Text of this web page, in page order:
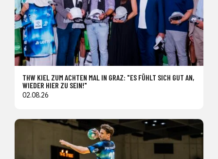
THW KIEL ZUM ACHTEN MAL IN GRAZ: "ES FÜHLT SICH GUT AN,
WIEDER HIER ZU SEIN!"
02.08.26